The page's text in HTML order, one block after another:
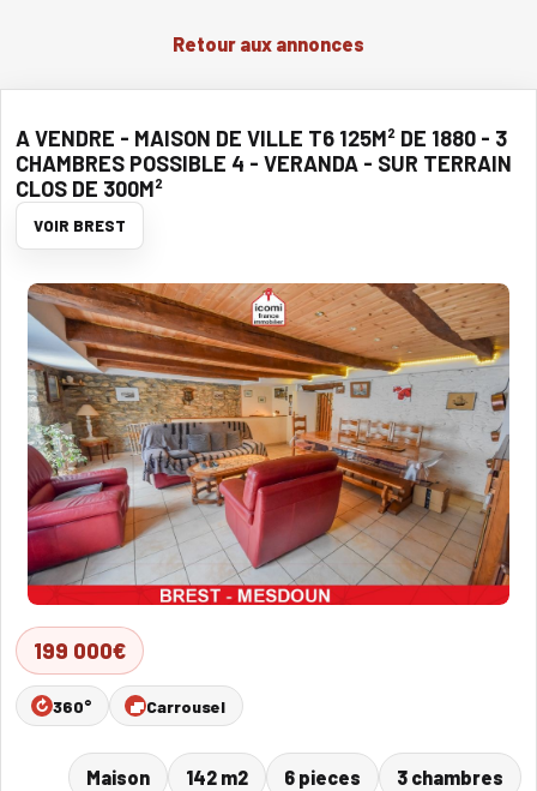
Retour aux annonces
A VENDRE - MAISON DE VILLE T6 125M² DE 1880 - 3
CHAMBRES POSSIBLE 4 - VERANDA - SUR TERRAIN
CLOS DE 300M²
VOIR BREST
199 000€
360° Carrousel
Maison 142 m2 6 pieces 3 chambres